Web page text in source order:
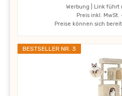
Werbung | Link führt
Preis inkl. MwSt.
Preise können sich
BESTSELLER NR. 3